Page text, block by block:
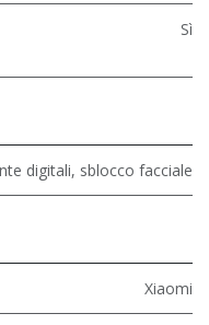
Sì
digitali, sblocco facciale
Xiaomi